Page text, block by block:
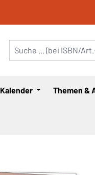
Kalender Themen &